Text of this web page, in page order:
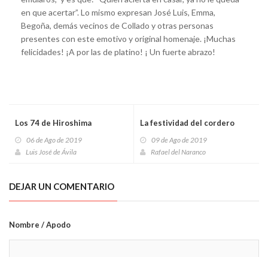
en que acertar”. Lo mismo expresan José Luis, Emma,
Begoña, demás vecinos de Collado y otras personas
presentes con este emotivo y original homenaje. ¡Muchas
felicidades! ¡A por las de platino! ¡ Un fuerte abrazo!
Los 74 de Hiroshima
06 de Ago de 2019
Luis José de Ávila
La festividad del cordero
09 de Ago de 2019
Rafael del Naranco
DEJAR UN COMENTARIO
Nombre / Apodo